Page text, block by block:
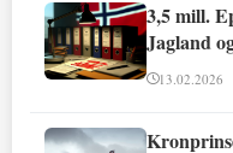
3,5 mill.
Jagland
13.02.2026